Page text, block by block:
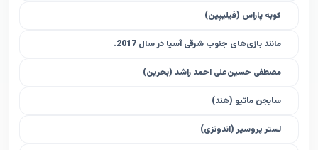
کوبه پاراس (فیلیپین)
مانند بازی‌های جنوب شرقی آسیا در سال 2017.
مصطفی حسین‌علی‌ احمد راشد (بحرین)
سایجن ماتیو (هند)
لستر پروسپر (اندونزی)